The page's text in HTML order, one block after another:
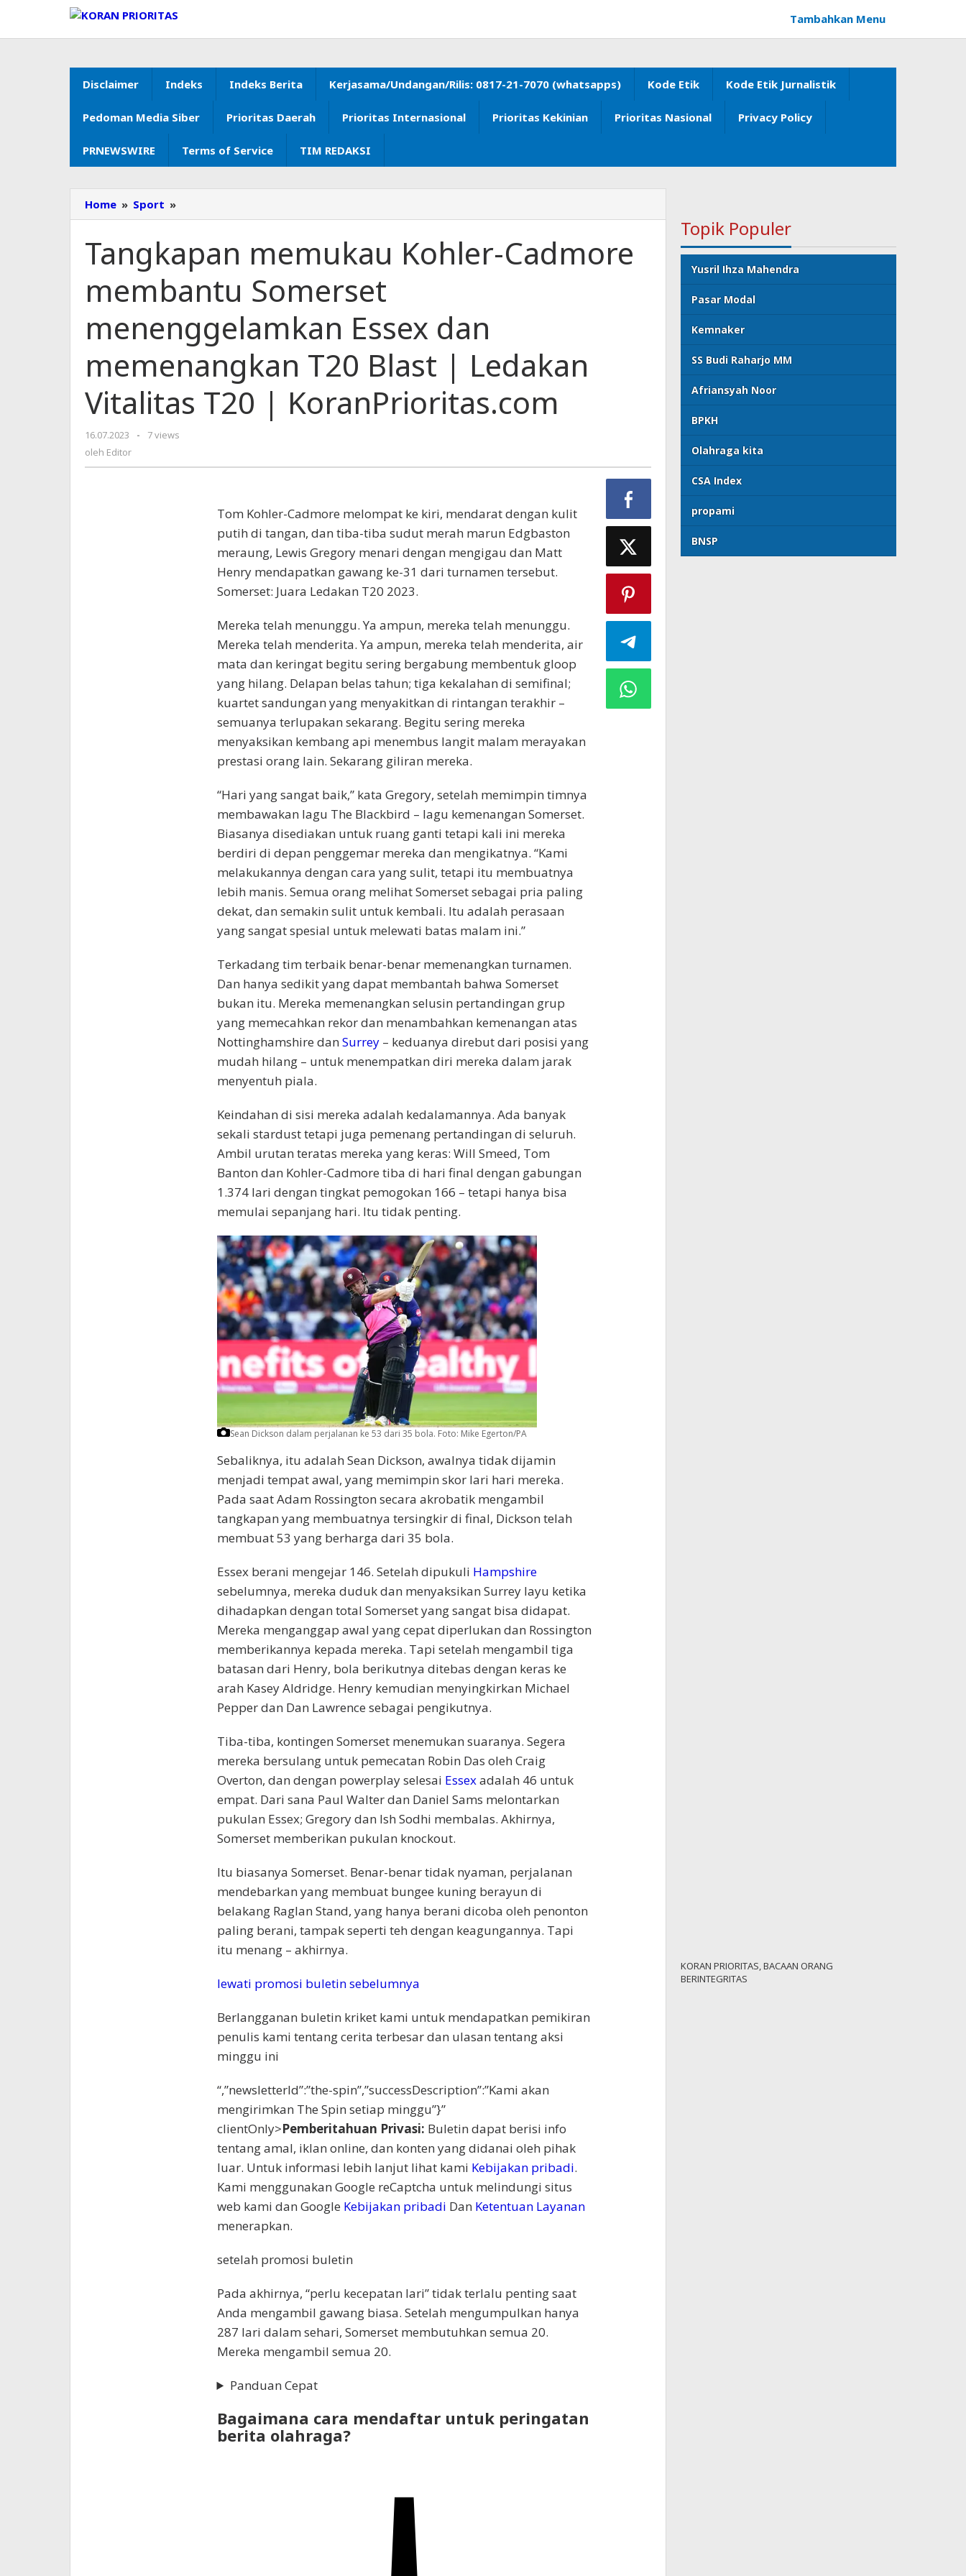
konten
Tambahkan Menu
Disclaimer Indeks Indeks Berita Kerjasama/Undangan/Rilis: 0817-21-7070 (whatsapps) Kode Etik Kode Etik Jurnalistik
Pedoman Media Siber Prioritas Daerah Prioritas Internasional Prioritas Kekinian Prioritas Nasional Privacy Policy
PRNEWSWIRE Terms of Service TIM REDAKSI
Home » Sport »
memukau
Cadmore
membantu
Somerset
menenggelamkan
dan
memenangkan
T20
Blast
Ledakan
T20
Tangkapan memukau Kohler-Cadmore
membantu Somerset
menenggelamkan Essex dan
memenangkan T20 Blast | Ledakan
Vitalitas T20 | KoranPrioritas.com
16.07.2023
oleh
-
7 views
oleh Editor
Tom Kohler-Cadmore melompat ke kiri, mendarat dengan kulit
putih di tangan, dan tiba-tiba sudut merah marun Edgbaston
meraung, Lewis Gregory menari dengan mengigau dan Matt
Henry mendapatkan gawang ke-31 dari turnamen tersebut.
Somerset: Juara Ledakan T20 2023.
Mereka telah menunggu. Ya ampun, mereka telah menunggu.
Mereka telah menderita. Ya ampun, mereka telah menderita, air
mata dan keringat begitu sering bergabung membentuk gloop
yang hilang. Delapan belas tahun; tiga kekalahan di semifinal;
kuartet sandungan yang menyakitkan di rintangan terakhir –
semuanya terlupakan sekarang. Begitu sering mereka
menyaksikan kembang api menembus langit malam merayakan
prestasi orang lain. Sekarang giliran mereka.
“Hari yang sangat baik,” kata Gregory, setelah memimpin timnya
membawakan lagu The Blackbird – lagu kemenangan Somerset.
Biasanya disediakan untuk ruang ganti tetapi kali ini mereka
berdiri di depan penggemar mereka dan mengikatnya. “Kami
melakukannya dengan cara yang sulit, tetapi itu membuatnya
lebih manis. Semua orang melihat Somerset sebagai pria paling
dekat, dan semakin sulit untuk kembali. Itu adalah perasaan
yang sangat spesial untuk melewati batas malam ini.”
Terkadang tim terbaik benar-benar memenangkan turnamen.
Dan hanya sedikit yang dapat membantah bahwa Somerset
bukan itu. Mereka memenangkan selusin pertandingan grup
yang memecahkan rekor dan menambahkan kemenangan atas
Nottinghamshire dan Surrey– keduanya direbut dari posisi yang
mudah hilang – untuk menempatkan diri mereka dalam jarak
menyentuh piala.
Keindahan di sisi mereka adalah kedalamannya. Ada banyak
sekali stardust tetapi juga pemenang pertandingan di seluruh.
Ambil urutan teratas mereka yang keras: Will Smeed, Tom
Banton dan Kohler-Cadmore tiba di hari final dengan gabungan
1.374 lari dengan tingkat pemogokan 166 – tetapi hanya bisa
memulai sepanjang hari. Itu tidak penting.
Sean Dickson dalam perjalanan ke 53 dari 35 bola. Foto: Mike Egerton/PA
Sebaliknya, itu adalah Sean Dickson, awalnya tidak dijamin
menjadi tempat awal, yang memimpin skor lari hari mereka.
Pada saat Adam Rossington secara akrobatik mengambil
tangkapan yang membuatnya tersingkir di final, Dickson telah
membuat 53 yang berharga dari 35 bola.
Essex berani mengejar 146. Setelah dipukuli Hampshire
sebelumnya, mereka duduk dan menyaksikan Surrey layu ketika
dihadapkan dengan total Somerset yang sangat bisa didapat.
Mereka menganggap awal yang cepat diperlukan dan Rossington
memberikannya kepada mereka. Tapi setelah mengambil tiga
batasan dari Henry, bola berikutnya ditebas dengan keras ke
arah Kasey Aldridge. Henry kemudian menyingkirkan Michael
Pepper dan Dan Lawrence sebagai pengikutnya.
Tiba-tiba, kontingen Somerset menemukan suaranya. Segera
mereka bersulang untuk pemecatan Robin Das oleh Craig
Overton, dan dengan powerplay selesai Essexadalah 46 untuk
empat. Dari sana Paul Walter dan Daniel Sams melontarkan
pukulan Essex; Gregory dan Ish Sodhi membalas. Akhirnya,
Somerset memberikan pukulan knockout.
Itu biasanya Somerset. Benar-benar tidak nyaman, perjalanan
mendebarkan yang membuat bungee kuning berayun di
belakang Raglan Stand, yang hanya berani dicoba oleh penonton
paling berani, tampak seperti teh dengan keagungannya. Tapi
itu menang – akhirnya.
lewati promosi buletin sebelumnya
Berlangganan buletin kriket kami untuk mendapatkan pemikiran
penulis kami tentang cerita terbesar dan ulasan tentang aksi
minggu ini
“,”newsletterId”:”the-spin”,”successDescription”:”Kami akan
mengirimkan The Spin setiap minggu”}”
clientOnly>Pemberitahuan Privasi: Buletin dapat berisi info
tentang amal, iklan online, dan konten yang didanai oleh pihak
luar. Untuk informasi lebih lanjut lihat kami Kebijakan pribadi.
Kami menggunakan Google reCaptcha untuk melindungi situs
web kami dan Google Kebijakan pribadi Dan Ketentuan Layanan
menerapkan.
setelah promosi buletin
Pada akhirnya, “perlu kecepatan lari” tidak terlalu penting saat
Anda mengambil gawang biasa. Setelah mengumpulkan hanya
287 lari dalam sehari, Somerset membutuhkan semua 20.
Mereka mengambil semua 20.
Panduan Cepat
Bagaimana cara mendaftar untuk peringatan
berita olahraga?
Topik Populer
Yusril Ihza Mahendra
Pasar Modal
Kemnaker
SS Budi Raharjo MM
Afriansyah Noor
BPKH
Olahraga kita
CSA Index
propami
BNSP
KORAN PRIORITAS, BACAAN ORANG
BERINTEGRITAS